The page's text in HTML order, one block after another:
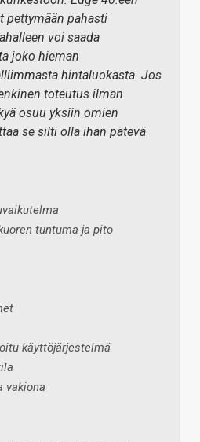
pettymään pahasti
voi saada
joko hieman
hintaluokasta. Jos
toteutus ilman
osuu yksiin omien
se silti olla ihan pätevä
tuntuma ja pito
käyttöjärjestelmä
vakiona